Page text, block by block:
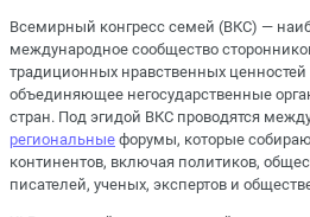
Всемирный конгресс семей (ВКС) —
международное сообщество
традиционных нравственных
объединяющее негосударственные
стран. Под эгидой ВКС проводятся
региональные форумы, которые
континентов, включая политиков,
писателей, ученых, экспертов и